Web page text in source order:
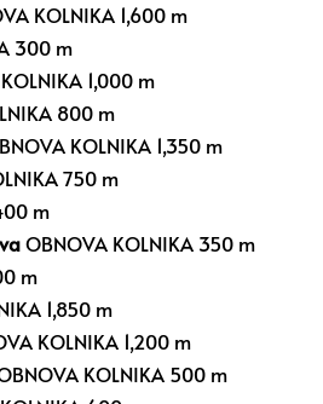
KOLNIKA 1,600 m
300 m
1,000 m
800 m
KOLNIKA 1,350 m
750 m
m
OBNOVA KOLNIKA 350 m
m
1,850 m
KOLNIKA 1,200 m
KOLNIKA 500 m